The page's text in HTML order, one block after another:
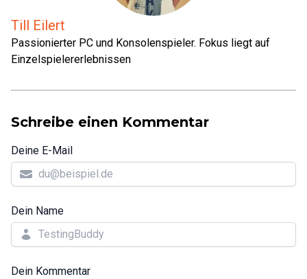
Till Eilert
Passionierter PC und Konsolenspieler. Fokus liegt auf
Einzelspielererlebnissen
Schreibe einen Kommentar
Deine E-Mail
Dein Name
Dein Kommentar